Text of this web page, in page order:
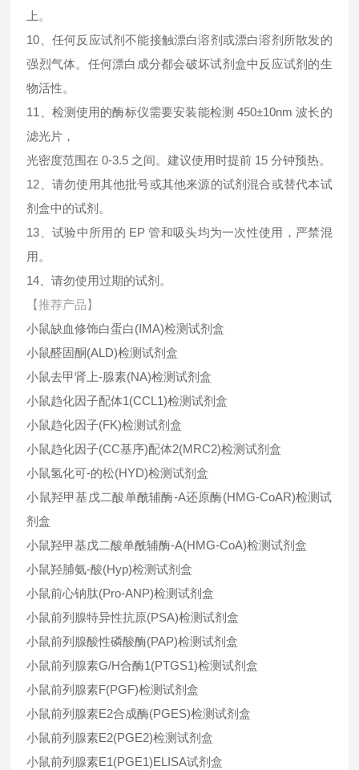
上。
10、任何反应试剂不能接触漂白溶剂或漂白溶剂所散发的
强烈气体。任何漂白成分都会破坏试剂盒中反应试剂的生
物活性。
11、检测使用的酶标仪需要安装能检测 450±10nm 波长的
滤光片，
光密度范围在 0-3.5 之间。建议使用时提前 15 分钟预热。
12、请勿使用其他批号或其他来源的试剂混合或替代本试
剂盒中的试剂。
13、试验中所用的 EP 管和吸头均为一次性使用，严禁混
用。
14、请勿使用过期的试剂。
【推荐产品】
小鼠缺血修饰白蛋白(IMA)检测试剂盒
小鼠醛固酮(ALD)检测试剂盒
小鼠去甲肾上-腺素(NA)检测试剂盒
小鼠趋化因子配体1(CCL1)检测试剂盒
小鼠趋化因子(FK)检测试剂盒
小鼠趋化因子(CC基序)配体2(MRC2)检测试剂盒
小鼠氢化可-的松(HYD)检测试剂盒
小鼠羟甲基戊二酸单酰辅酶-A还原酶(HMG-CoAR)检测试
剂盒
小鼠羟甲基戊二酸单酰辅酶-A(HMG-CoA)检测试剂盒
小鼠羟脯氨-酸(Hyp)检测试剂盒
小鼠前心钠肽(Pro-ANP)检测试剂盒
小鼠前列腺特异性抗原(PSA)检测试剂盒
小鼠前列腺酸性磷酸酶(PAP)检测试剂盒
小鼠前列腺素G/H合酶1(PTGS1)检测试剂盒
小鼠前列腺素F(PGF)检测试剂盒
小鼠前列腺素E2合成酶(PGES)检测试剂盒
小鼠前列腺素E2(PGE2)检测试剂盒
小鼠前列腺素E1(PGE1)ELISA试剂盒